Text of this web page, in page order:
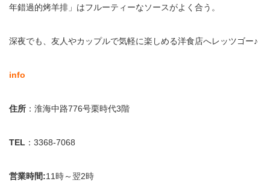
年錯過的烤羊排」はフルーティーなソースがよく合う。
深夜でも、友人やカップルで気軽に楽しめる洋食店へレッツゴー♪
info
住所 ：淮海中路776号栗時代3階
TEL ：3368-7068
営業時間:11時～翌2時